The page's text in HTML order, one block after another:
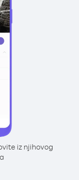
iz njihovog